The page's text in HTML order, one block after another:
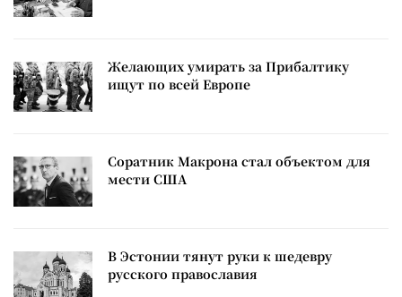
Желающих умирать за Прибалтику
ищут по всей Европе
Соратник Макрона стал объектом для
мести США
В Эстонии тянут руки к шедевру
русского православия